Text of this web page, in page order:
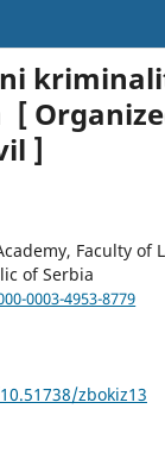
]
Faculty of
of Serbia
0003-4953-8779
zbokiz13